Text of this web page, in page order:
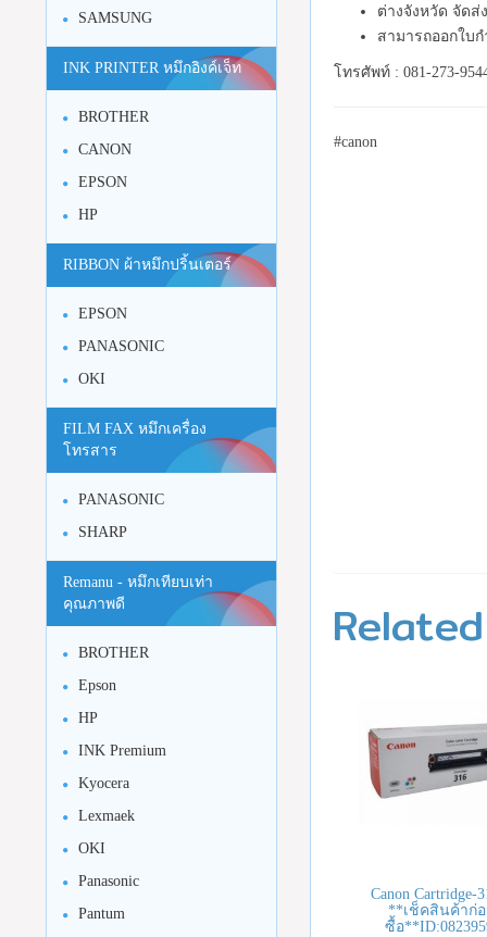
ต่างจังหวัด จัดส่
สามารถออกใบ
โทรศัพท์ : 081-273-
#canon
Canon Cartridge-
**เช็คสินค้าก่
ซื้อ
SAMSUNG
INK PRINTER หมึกอิงค์เจ็ท
BROTHER
CANON
EPSON
HP
RIBBON ผ้าหมึกปริ้นเตอร์
EPSON
PANASONIC
OKI
FILM FAX หมึกเครื่อง
โทรสาร
PANASONIC
SHARP
Remanu - หมึกเทียบเท่า
คุณภาพดี
BROTHER
Epson
HP
INK Premium
Kyocera
Lexmaek
OKI
Panasonic
Pantum